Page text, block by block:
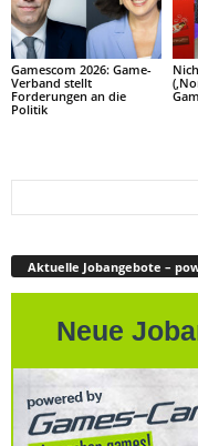
Gamescom 2026: Game-
Verband stellt
Forderungen an die
Politik
Aktuelle Jobangebote –